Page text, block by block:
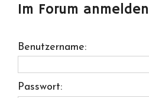
Im Forum anmelden
Benutzername:
Passwort: